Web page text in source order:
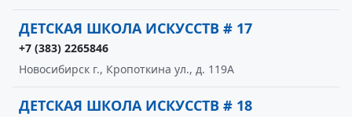
ДЕТСКАЯ ШКОЛА ИСКУССТВ # 17
+7 (383) 2265846
Новосибирск г., Кропоткина ул., д. 119А
ДЕТСКАЯ ШКОЛА ИСКУССТВ # 18